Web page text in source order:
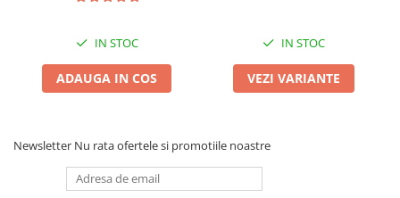
IN STOC
ADAUGA IN COS
IN STOC
VEZI VARIANTE
Newsletter Nu rata ofertele si promotiile noastre